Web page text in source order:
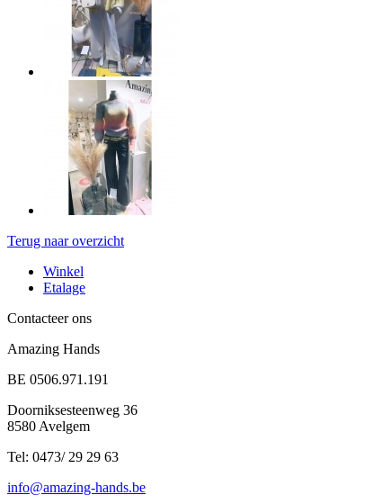
Terug naar overzicht
Winkel
Etalage
Contacteer ons
Amazing Hands
BE 0506.971.191
Doorniksesteenweg 36
8580 Avelgem
Tel: 0473/ 29 29 63
info@amazing-hands.be